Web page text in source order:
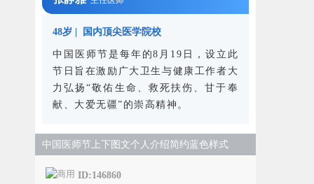
48岁 | 国内顶尖医学院校
中国医师节是每年的8月19日，设立此
节日旨在激励广大卫生与健康工作者大
力弘扬“敬佑生命、救死扶伤、甘于奉
献、大爱无疆”的崇高精神。
中国医师节上下图文个人介绍简约蓝色样式
ID:146860